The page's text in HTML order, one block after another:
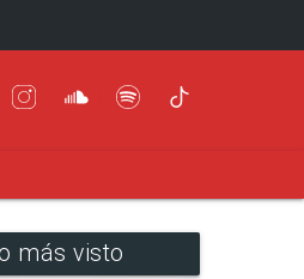
más visto